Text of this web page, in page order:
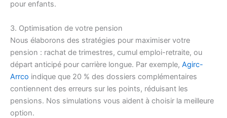
pour enfants.
3. Optimisation de votre pension
Nous élaborons des stratégies pour maximiser votre
pension : rachat de trimestres, cumul emploi-retraite, ou
départ anticipé pour carrière longue. Par exemple, Agirc-
Arrco indique que 20 % des dossiers complémentaires
contiennent des erreurs sur les points, réduisant les
pensions. Nos simulations vous aident à choisir la meilleure
option.